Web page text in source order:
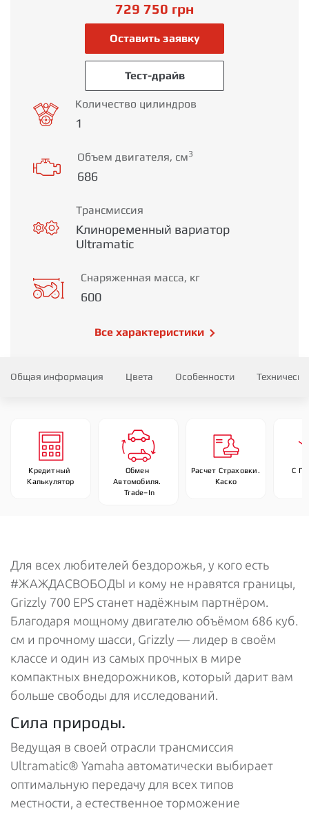
729 750 грн
Оставить заявку
Тест-драйв
Количество цилиндров
1
Объем двигателя, см3
686
Трансмиссия
Клиноременный вариатор
Ultramatic
Снаряженная масса, кг
600
Все характеристики
Общая информация Цвета Особенности
Кредитный
Калькулятор
Обмен
Автомобиля.
Trade–In
Расчет Страховки.
Каско
С
Для всех любителей бездорожья, у кого есть
#ЖАЖДАСВОБОДЫ и кому не нравятся границы,
Grizzly 700 EPS станет надёжным партнёром.
Благодаря мощному двигателю объёмом 686 куб.
см и прочному шасси, Grizzly — лидер в своём
классе и один из самых прочных в мире
компактных внедорожников, который дарит вам
больше свободы для исследований.
Сила природы.
Ведущая в своей отрасли трансмиссия
Ultramatic® Yamaha автоматически выбирает
оптимальную передачу для всех типов
местности, а естественное торможение